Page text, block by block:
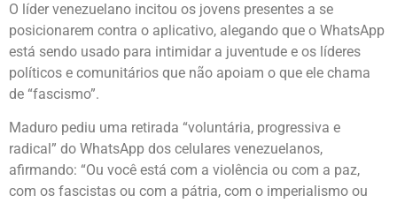
O líder venezuelano incitou os jovens presentes a se
posicionarem contra o aplicativo, alegando que o WhatsApp
está sendo usado para intimidar a juventude e os líderes
políticos e comunitários que não apoiam o que ele chama
de “fascismo”.
Maduro pediu uma retirada “voluntária, progressiva e
radical” do WhatsApp dos celulares venezuelanos,
afirmando: “Ou você está com a violência ou com a paz,
com os fascistas ou com a pátria, com o imperialismo ou